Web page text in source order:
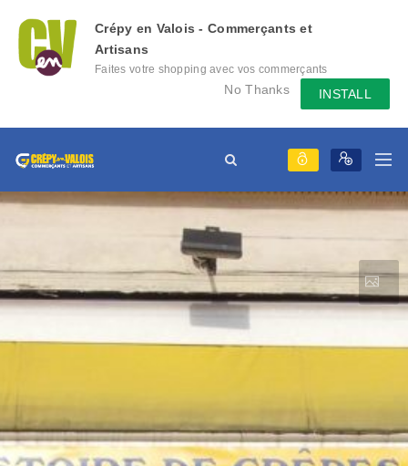
Crépy en Valois - Commerçants et
Artisans
Faites votre shopping avec vos commerçants
locaux depuis votre mobile, échangez des
messages avec eux, consultez le évènement
No Thanks INSTALL